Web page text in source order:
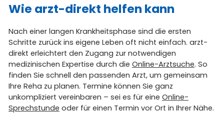
Wie arzt-direkt helfen kann
Nach einer langen Krankheitsphase sind die ersten
Schritte zurück ins eigene Leben oft nicht einfach. arzt-
direkt erleichtert den Zugang zur notwendigen
medizinischen Expertise durch die Online-Arztsuche. So
finden Sie schnell den passenden Arzt, um gemeinsam
Ihre Reha zu planen. Termine können Sie ganz
unkompliziert vereinbaren – sei es für eine Online-
Sprechstunde oder für einen Termin vor Ort in Ihrer Nähe.